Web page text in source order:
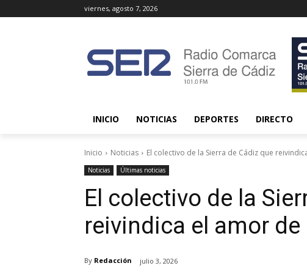
viernes, agosto 7, 2026
INICIO NOTICIAS DEPORTES DIRECTO
Inicio Noticias El colectivo de la Sierra de Cádiz que
Noticias Últimas noticias
El colectivo de la
reivindica el amor
By Redacción julio 3, 2026